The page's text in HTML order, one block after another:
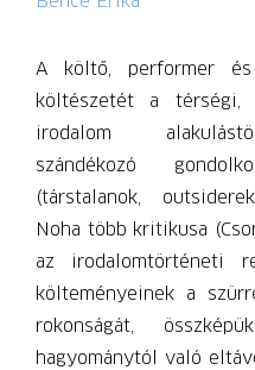
A költő, performer
költészetét a térségi,
irodalom
szándékozó
(társtalanok,
Noha több kritikusa
az irodalomtörténeti
költeményeinek a
rokonságát,
hagyománytól való